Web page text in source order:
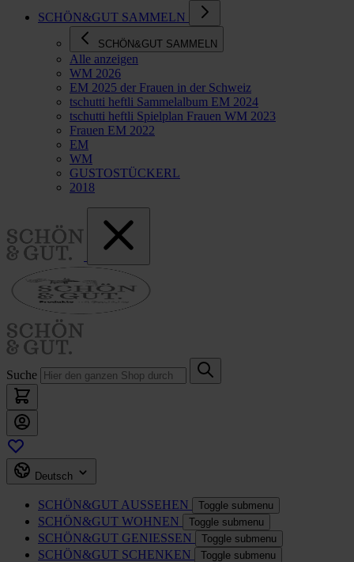
SCHÖN&GUT SAMMELN
SCHÖN&GUT SAMMELN
Alle anzeigen
WM 2026
EM 2025 der Frauen in der Schweiz
tschutti heftli Sammelalbum EM 2024
tschutti heftli Spielplan Frauen WM 2023
Frauen EM 2022
EM
WM
GUSTOSTÜCKERL
2018
Suche
Deutsch
SCHÖN&GUT AUSSEHEN Toggle submenu
SCHÖN&GUT WOHNEN Toggle submenu
SCHÖN&GUT GENIESSEN Toggle submenu
SCHÖN&GUT SCHENKEN Toggle submenu